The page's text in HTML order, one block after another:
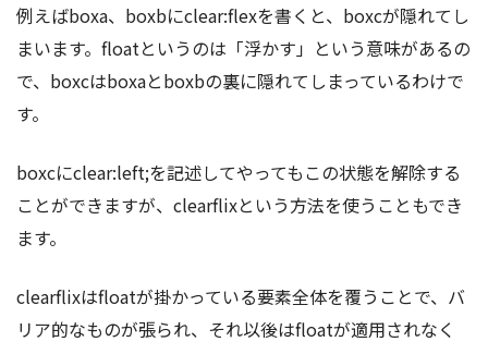
例えばboxa、boxbにclear:flexを書くと、boxcが隠れてし
まいます。floatというのは「浮かす」という意味があるの
で、boxcはboxaとboxbの裏に隠れてしまっているわけで
す。
boxcにclear:left;を記述してやってもこの状態を解除する
ことができますが、clearflixという方法を使うこともでき
ます。
clearflixはfloatが掛かっている要素全体を覆うことで、バ
リア的なものが張られ、それ以後はfloatが適用されなく